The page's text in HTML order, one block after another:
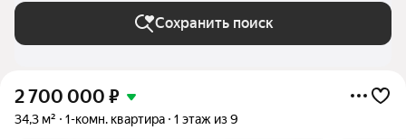
Сохранить поиск
2 700 000 ₽
34,3 м² 1-комн. квартира 1 этаж из 9